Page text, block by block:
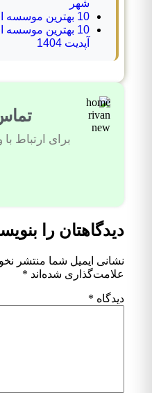
شهر
10 بهترین موسسه انجام پایان نامه در گرگان
10 بهترین موسسه
آپدیت 1404
برای ارتباط
دیدگاهتان را
نشانی ایمیل شما منتشر
علامت‌گذاری شده‌اند *
دیدگاه *